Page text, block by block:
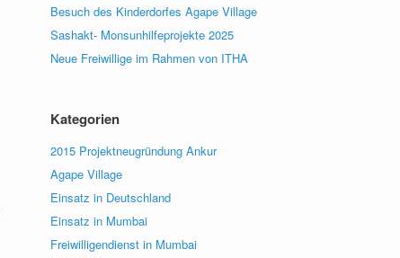
Besuch des Kinderdorfes Agape Village
Sashakt- Monsunhilfeprojekte 2025
Neue Freiwillige im Rahmen von ITHA
Kategorien
2015 Projektneugründung Ankur
Agape Village
Einsatz in Deutschland
Einsatz in Mumbai
Freiwilligendienst in Mumbai